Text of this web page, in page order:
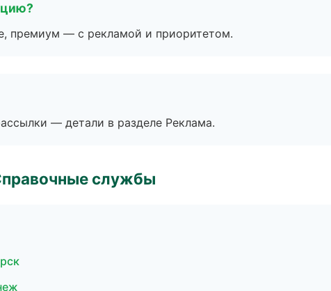
премиум — с рекламой и приоритетом.
— детали в разделе Реклама.
службы